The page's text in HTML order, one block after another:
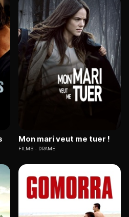
Mon mari veut me tuer !
FILMS DRAME